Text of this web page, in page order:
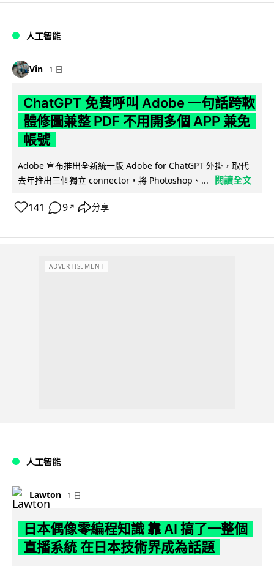
人工智能
Vin 1 日
ChatGPT 免費呼叫 Adobe 一句話跨軟
體修圖兼整 PDF 不用開多個 APP 兼免
帳號
Adobe 宣布推出全新統一版 Adobe for ChatGPT 外掛，取代
去年推出三個獨立 connector，將 Photoshop、...
閱讀全文
141 9 ↗ 分享
ADVERTISEMENT
人工智能
Lawton 1 日
日本偶像零編程知識 靠 AI 搞了一整個
直播系統 在日本技術界成為話題